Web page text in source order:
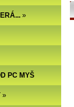
»
PC MYŠ
»